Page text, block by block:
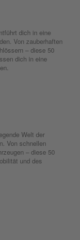
dich in eine
Von zauberhaften
– diese 50
dich in eine
Welt der
Von schnellen
– diese 50
und des